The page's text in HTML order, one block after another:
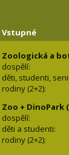
Vstupné
Zoologická a
dospělí:
děti, studenti,
rodiny
Zoo + DinoPark
děti a
rodiny